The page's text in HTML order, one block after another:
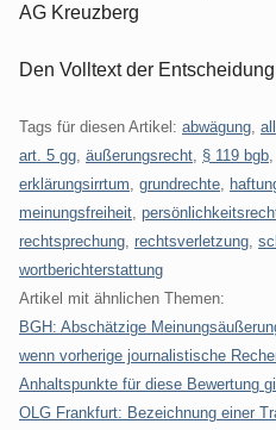
AG Kreuzberg
Den Volltext der
Tags für diesen Artikel: abwägung
art. 5 gg äußerungsrecht § 119 bgb
erklärungsirrtum grundrechte
meinungsfreiheit
rechtsprechung rechtsverletzung
wortberichterstattung
Artikel mit ähnlichen Themen:
BGH: Abschätzige
wenn vorherige journalistische
Anhaltspunkte für diese Bewertung
OLG Frankfurt: Bezeichnung einer